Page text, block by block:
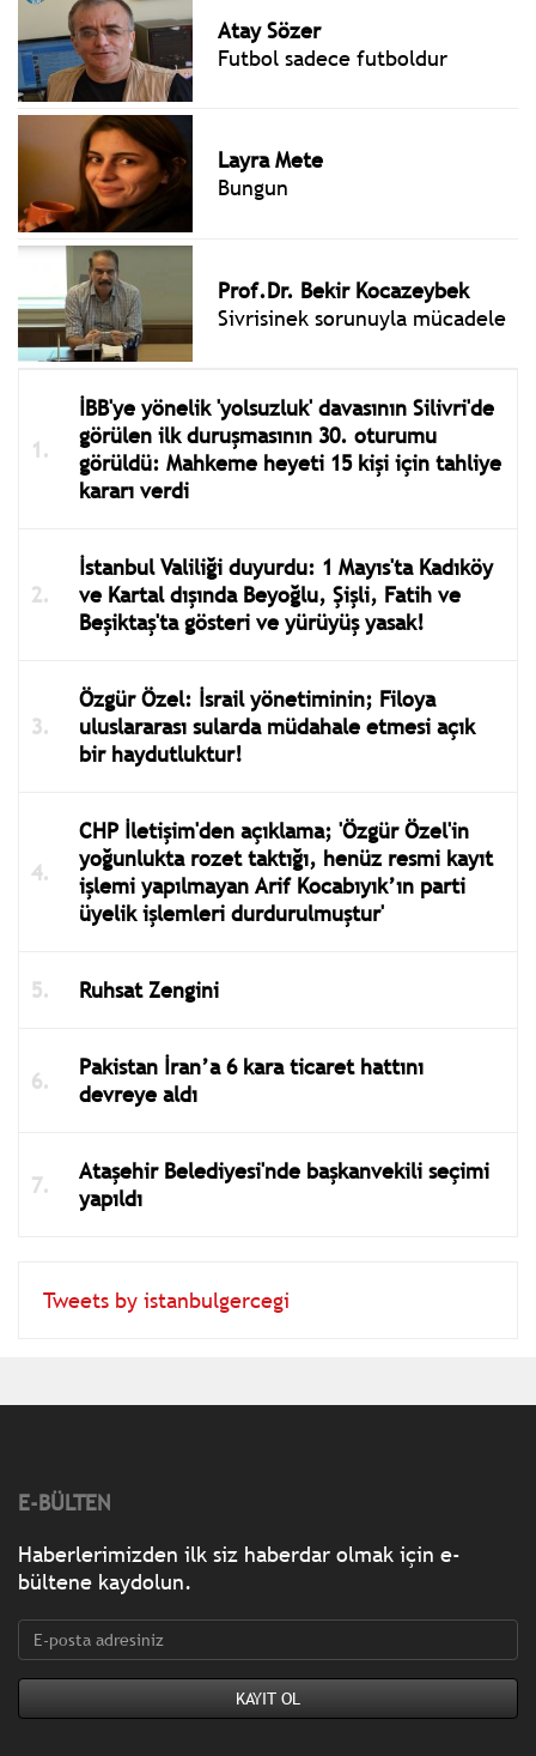
Atay Sözer
Futbol sadece futboldur
Layra Mete
Bungun
Prof.Dr. Bekir Kocazeybek
Sivrisinek sorunuyla mücadele
İBB'ye yönelik 'yolsuzluk' davasının Silivri'de
görülen ilk duruşmasının 30. oturumu
görüldü: Mahkeme heyeti 15 kişi için tahliye
kararı verdi
İstanbul Valiliği duyurdu: 1 Mayıs'ta Kadıköy
ve Kartal dışında Beyoğlu, Şişli, Fatih ve
Beşiktaş'ta gösteri ve yürüyüş yasak!
Özgür Özel: İsrail yönetiminin; Filoya
uluslararası sularda müdahale etmesi açık
bir haydutluktur!
CHP İletişim'den açıklama; 'Özgür Özel'in
yoğunlukta rozet taktığı, henüz resmi kayıt
işlemi yapılmayan Arif Kocabıyık’ın parti
üyelik işlemleri durdurulmuştur'
Ruhsat Zengini
Pakistan İran’a 6 kara ticaret hattını
devreye aldı
Ataşehir Belediyesi'nde başkanvekili seçimi
yapıldı
Tweets by istanbulgercegi
E-BÜLTEN
Haberlerimizden ilk siz haberdar olmak için e-
bültene kaydolun.